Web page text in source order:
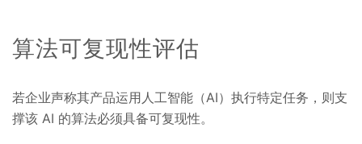
算法可复现性评估
若企业声称其产品运用人工智能（AI）执行特定任务，则支
撑该 AI 的算法必须具备可复现性。